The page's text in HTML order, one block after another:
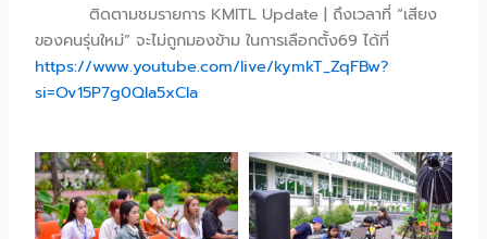
ติดตามชมรายการ KMITL Update | ถึงเวลาที่ “เสียง
ของคนรุ่นใหม่” จะไม่ถูกมองข้าม ในการเลือกตั้ง69 ได้ที่
https://www.youtube.com/live/kymkT_ZqFBw?
si=Ov15P7g0QIa5xCIa